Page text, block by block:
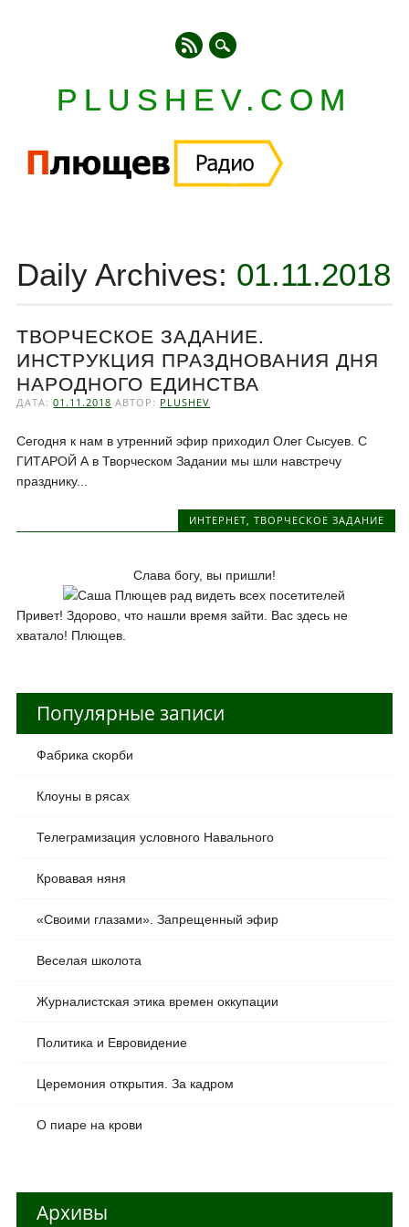
PLUSHEV.COM
content
Daily Archives: 01.11.2018
ТВОРЧЕСКОЕ ЗАДАНИЕ.
ИНСТРУКЦИЯ ПРАЗДНОВАНИЯ ДНЯ
НАРОДНОГО ЕДИНСТВА
ДАТА:01.11.2018 АВТОР: PLUSHEV
Сегодня к нам в утренний эфир приходил Олег Сысуев. С
ГИТАРОЙ А в Творческом Задании мы шли навстречу
празднику...
ИНТЕРНЕТ, ТВОРЧЕСКОЕ ЗАДАНИЕ
Слава богу, вы пришли!
Привет! Здорово, что нашли время зайти. Вас здесь не
хватало! Плющев.
Популярные записи
Фабрика скорби
Клоуны в рясах
Телеграмизация условного Навального
Кровавая няня
«Своими глазами». Запрещенный эфир
Веселая школота
Журналистская этика времен оккупации
Политика и Евровидение
Церемония открытия. За кадром
О пиаре на крови
Архивы